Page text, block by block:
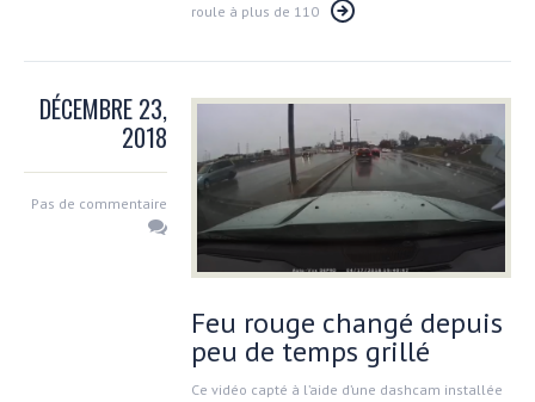
roule à plus de 110
DÉCEMBRE 23,
2018
Pas de commentaire
Feu rouge changé depuis
peu de temps grillé
Ce vidéo capté à l’aide d’une dashcam installée